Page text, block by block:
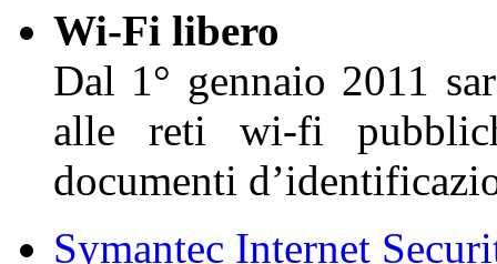
Wi-Fi libero
Dal 1° gennaio 2011
alle reti wi-fi
documenti
Symantec Internet